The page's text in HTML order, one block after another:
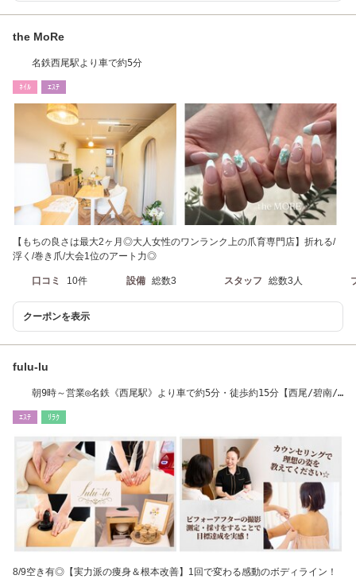
the MoRe
名鉄西尾駅より車で約5分
ﾈｲﾙ ｴｽﾃ
【もちの良さは最大2ヶ月◎大人女性のワンランク上の爪育専門店】折れる/
浮く/巻き爪/大会1位のアート力◎
口コミ 10件 設備 総数3 スタッフ 総数3人
クーポンを表示
fulu-lu
朝9時～営業◎名鉄《西尾駅》より車で約5分・徒歩約15分【西尾/碧南/
ｴｽﾃ ﾘﾗｸ
8/9空き有◎【実力派の痩身＆根本改善】1回で変わる感動のボディライン！